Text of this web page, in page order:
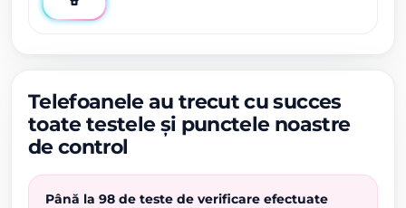
Telefoanele au trecut cu succes
toate testele și punctele noastre
de control
Până la 98 de teste de verificare efectuate